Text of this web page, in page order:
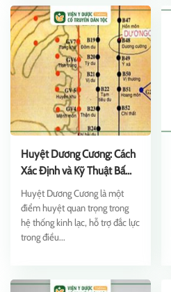
Huyệt Dương Cương: Cách
Xác Định và Kỹ Thuật Bấm
Huyệt
Huyệt Dương Cương là một
điểm huyệt quan trọng trong
hệ thống kinh lạc, hỗ trợ đắc lực
trong điều...